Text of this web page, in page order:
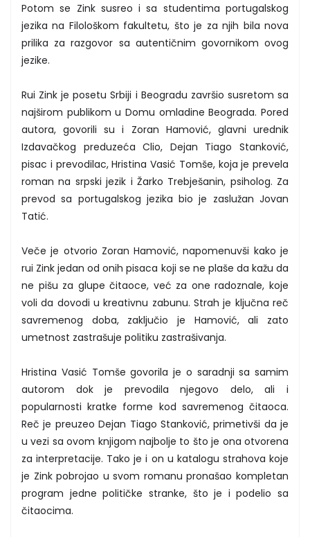
Potom se Zink susreo i sa studentima portugalskog
jezika na Filološkom fakultetu, što je za njih bila nova
prilika za razgovor sa autentičnim govornikom ovog
jezike.
Rui Zink je posetu Srbiji i Beogradu završio susretom sa
najširom publikom u Domu omladine Beograda. Pored
autora, govorili su i Zoran Hamović, glavni urednik
Izdavačkog preduzeća Clio, Dejan Tiago Stanković,
pisac i prevodilac, Hristina Vasić Tomše, koja je prevela
roman na srpski jezik i Žarko Trebješanin, psiholog. Za
prevod sa portugalskog jezika bio je zaslužan Jovan
Tatić.
Veče je otvorio Zoran Hamović, napomenuvši kako je
rui Zink jedan od onih pisaca koji se ne plaše da kažu da
ne pišu za glupe čitaoce, već za one radoznale, koje
voli da dovodi u kreativnu zabunu. Strah je ključna reč
savremenog doba, zaključio je Hamović, ali zato
umetnost zastrašuje politiku zastrašivanja.
Hristina Vasić Tomše govorila je o saradnji sa samim
autorom dok je prevodila njegovo delo, ali i
popularnosti kratke forme kod savremenog čitaoca.
Reč je preuzeo Dejan Tiago Stanković, primetivši da je
u vezi sa ovom knjigom najbolje to što je ona otvorena
za interpretacije. Tako je i on u katalogu strahova koje
je Zink pobrojao u svom romanu pronašao kompletan
program jedne političke stranke, što je i podelio sa
čitaocima.